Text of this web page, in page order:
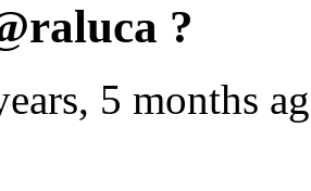
?
5 months